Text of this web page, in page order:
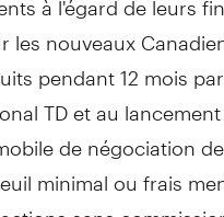
nouveaux
pendant 12 mois
TD et au
de négociation
minimal ou frais